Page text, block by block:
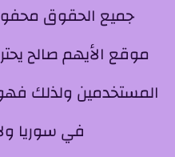
جميع الحقوق
موقع الأيهم صالح
المستخدمين ولذلك فهو
في سوريا